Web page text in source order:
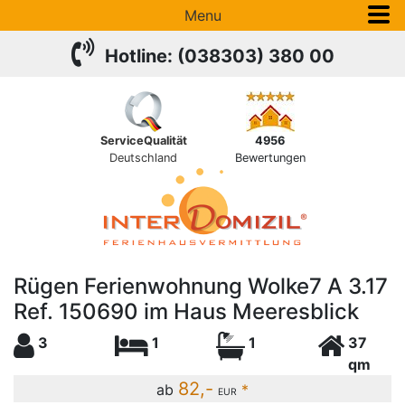
Menu
ServiceQualität
Deutschland
4956
Bewertungen
Hotline: (038303) 380 00
Rügen Ferienwohnung Wolke7 A 3.17
Ref. 150690 im Haus Meeresblick
3 1 1
37
qm
ab 82,- EUR *